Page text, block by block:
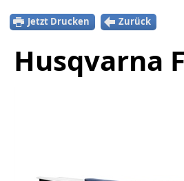
Jetzt Drucken Zurück
Husqvarna